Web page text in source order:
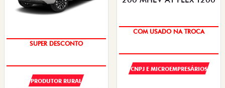
SUPER DESCONTO
PRODUTOR RURAL
COM USADO NA TROCA
CNPJ E MICROEMPRESÁRIOS